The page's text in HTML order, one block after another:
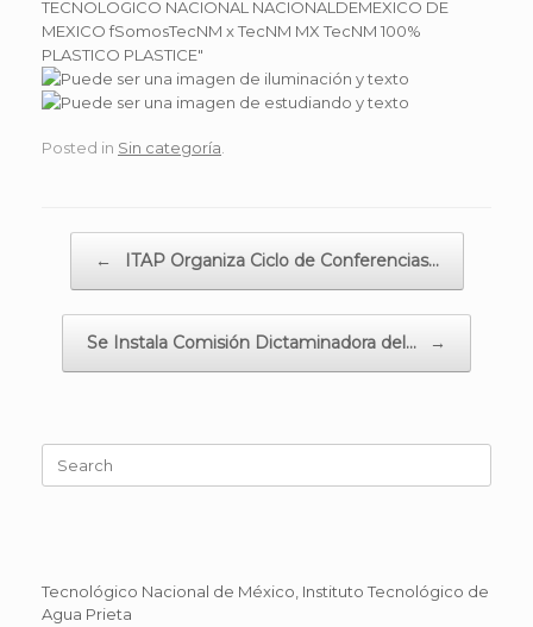
Posted in Sin categoría.
← ITAP Organiza Ciclo de Conferencias…
Se Instala Comisión Dictaminadora del… →
for:
Tecnológico Nacional de México, Instituto Tecnológico de
Agua Prieta